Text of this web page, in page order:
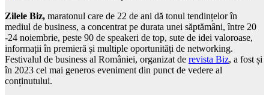
Zilele Biz, maratonul care de 22 de ani dă tonul tendințelor în
mediul de business, a concentrat pe durata unei săptămâni, între 20
-24 noiembrie, peste 90 de speakeri de top, sute de idei valoroase,
informații în premieră și multiple oportunități de networking.
Festivalul de business al României, organizat de revista Biz, a fost și
în 2023 cel mai generos eveniment din punct de vedere al
conținutului.